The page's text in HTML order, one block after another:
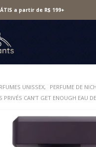
a partir de R$ 199+
UNISSEX, PERFUME DE
PRIVÉS CAN’T GET ENOUGH EAU